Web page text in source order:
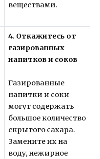
веществами.
4. Откажитесь от
газированных
напитков и соков
Газированные
напитки и соки
могут содержать
большое количество
скрытого сахара.
Замените их на
воду, нежирное